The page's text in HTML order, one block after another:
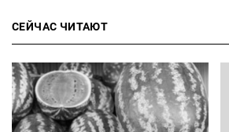
СЕЙЧАС ЧИТАЮТ